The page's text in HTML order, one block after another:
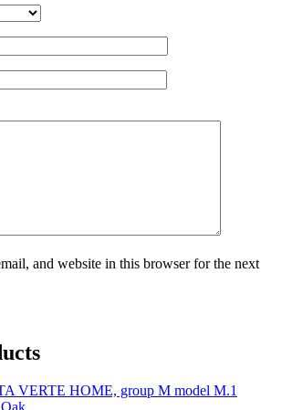
and website in this browser for the next